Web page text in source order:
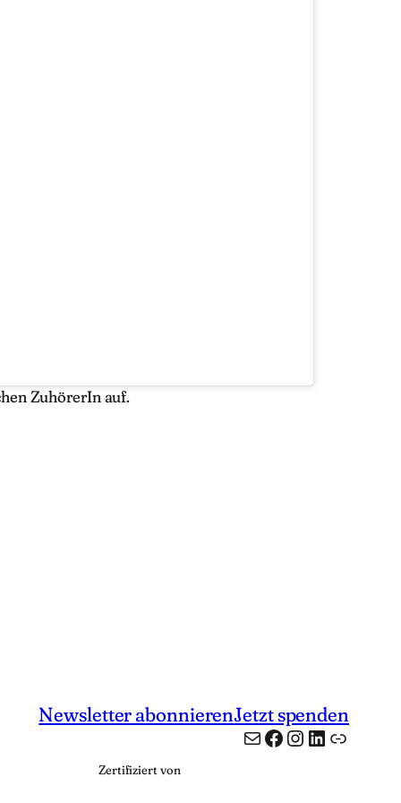
ZuhörerIn auf.
Newsletter abonnierenJetzt spenden
E-MailFacebook
Instagram
LinkedIn
App
Zertifiziert von